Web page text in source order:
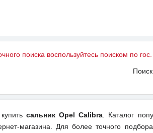
поиска воспользуйтесь поиском по
сальник Opel Calibra. Каталог
магазина. Для более точного